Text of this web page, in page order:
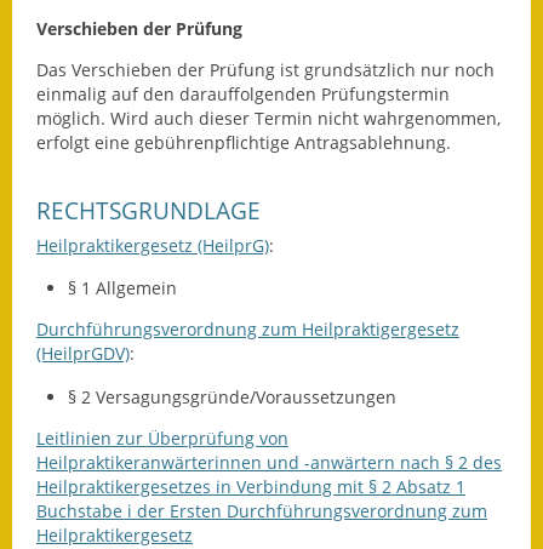
Vereine
Wirtschaft
Firmenliste
Verschieben der Prüfung
Das Verschieben der Prüfung ist grundsätzlich nur noch
einmalig auf den darauffolgenden Prüfungstermin
möglich. Wird auch dieser Termin nicht wahrgenommen,
erfolgt eine gebührenpflichtige Antragsablehnung.
RECHTSGRUNDLAGE
Heilpraktikergesetz (HeilprG):
§ 1 Allgemein
Durchführungsverordnung zum Heilpraktigergesetz
(HeilprGDV):
§ 2 Versagungsgründe/Voraussetzungen
Leitlinien zur Überprüfung von
Heilpraktikeranwärterinnen und -anwärtern nach § 2 des
Heilpraktikergesetzes in Verbindung mit § 2 Absatz 1
Buchstabe i der Ersten Durchführungsverordnung zum
Heilpraktikergesetz